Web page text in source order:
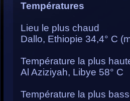
Températures
Lieu le plus chaud
Dallo, Ethiopie 34,4° C
Température la plus
Al Aziziyah, Libye 58° C
Température la plus